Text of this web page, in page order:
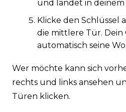
und landet in deinem
Klicke den Schlüssel
die mittlere Tür.
automatisch seine
Wer möchte kann sich
rechts und links ansehen
Türen klicken.